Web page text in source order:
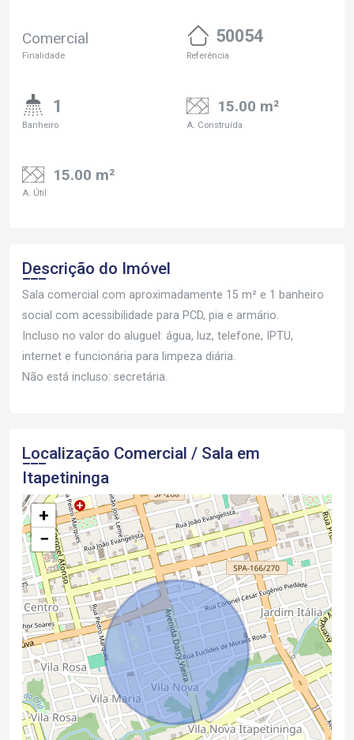
Comercial
Finalidade
50054
Referência
1
Banheiro
15.00 m²
A. Construída
15.00 m²
A. Útil
Descrição do Imóvel
Sala comercial com aproximadamente 15 m² e 1 banheiro
social com acessibilidade para PCD, pia e armário.
Incluso no valor do aluguel: água, luz, telefone, IPTU,
internet e funcionária para limpeza diária.
Não está incluso: secretária.
Localização Comercial / Sala em
Itapetininga
+
−